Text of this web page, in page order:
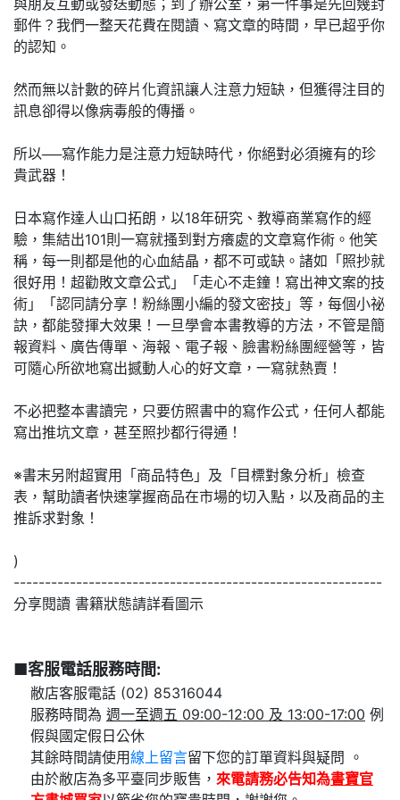
郵件？我們一整天花費在閱讀、寫文章的時間，早已超乎你
的認知。
然而無以計數的碎片化資訊讓人注意力短缺，但獲得注目的
訊息卻得以像病毒般的傳播。
所以──寫作能力是注意力短缺時代，你絕對必須擁有的珍
貴武器！
日本寫作達人山口拓朗，以18年研究、教導商業寫作的經
驗，集結出101則一寫就搔到對方癢處的文章寫作術。他笑
稱，每一則都是他的心血結晶，都不可或缺。諸如「照抄就
很好用！超勸敗文章公式」「走心不走鐘！寫出神文案的技
術」「認同請分享！粉絲團小編的發文密技」等，每個小祕
訣，都能發揮大效果！一旦學會本書教導的方法，不管是簡
報資料、廣告傳單、海報、電子報、臉書粉絲團經營等，皆
可隨心所欲地寫出撼動人心的好文章，一寫就熱賣！
不必把整本書讀完，只要仿照書中的寫作公式，任何人都能
寫出推坑文章，甚至照抄都行得通！
※書末另附超實用「商品特色」及「目標對象分析」檢查
表，幫助讀者快速掌握商品在市場的切入點，以及商品的主
推訴求對象！
)
-----------------------------------------------------------
分享閱讀 書籍狀態請詳看圖示
■客服電話服務時間:
敝店客服電話 (02) 85316044
服務時間為 週一至週五 09:00-12:00 及 13:00-17:00 例
假與國定假日公休
其餘時間請使用線上留言
留下您的訂單資料與疑問 。
由於敝店為多平臺同步販售， 來電請務必告知為書寶官